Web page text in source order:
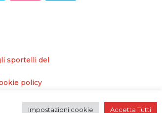
sportelli del
policy
Impostazioni cookie Accetta Tutti